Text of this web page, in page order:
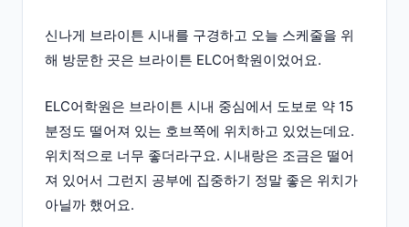
신나게 브라이튼 시내를 구경하고 오늘 스케줄을 위
해 방문한 곳은 브라이튼 ELC어학원이었어요.
ELC어학원은 브라이튼 시내 중심에서 도보로 약 15
분정도 떨어져 있는 호브쪽에 위치하고 있었는데요.
위치적으로 너무 좋더라구요. 시내랑은 조금은 떨어
져 있어서 그런지 공부에 집중하기 정말 좋은 위치가
아닐까 했어요.